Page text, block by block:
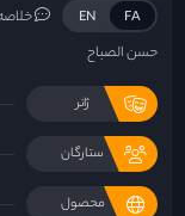
FA
EN
حسن الصباح
ژانر
ستارگان
محصول